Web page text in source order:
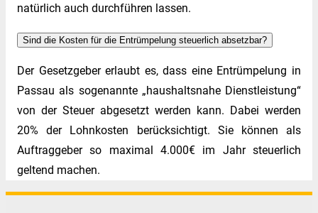
natürlich auch durchführen lassen.
Sind die Kosten für die Entrümpelung steuerlich absetzbar?
Der Gesetzgeber erlaubt es, dass eine Entrümpelung in
Passau als sogenannte „haushaltsnahe Dienstleistung“
von der Steuer abgesetzt werden kann. Dabei werden
20% der Lohnkosten berücksichtigt. Sie können als
Auftraggeber so maximal 4.000€ im Jahr steuerlich
geltend machen.